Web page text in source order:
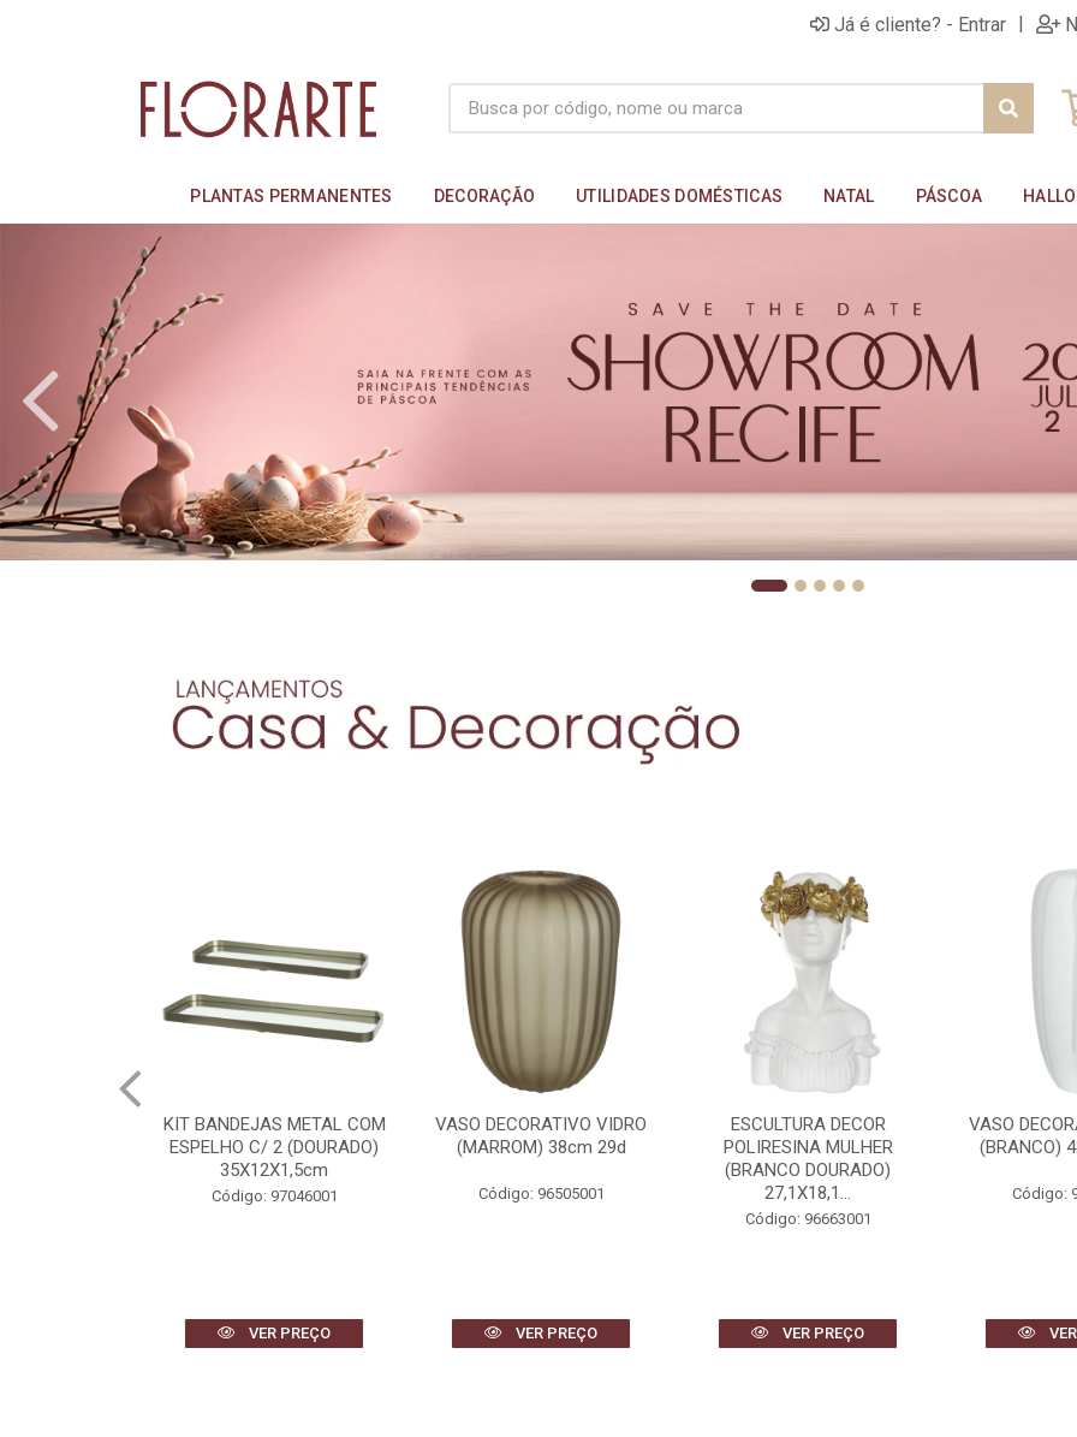
Já é cliente? - Entrar |
PLANTAS PERMANENTES DECORAÇÃO UTILIDADES DOMÉSTICAS NATAL PÁSCOA
VASO DECORATIVO VIDRO
(MARROM) 38cm 29d
Código: 96505001
VER PREÇO
ESCULTURA DECOR
POLIRESINA MULHER
27,1X18,1...
VER PREÇO
VASO DECORATIVO VIDRO
(BRANCO) 42X17X14cm
Código: 96503001
VER PREÇO
VASO
CERAMICA
Código: